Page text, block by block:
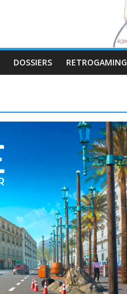
DOSSIERS RETROGAMING